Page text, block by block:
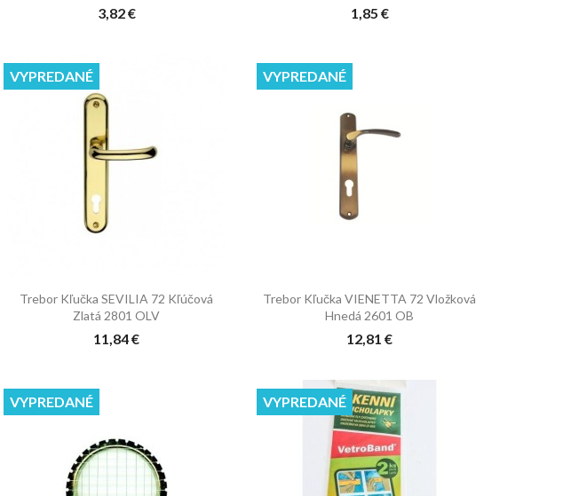
3,82 € 1,85 €
Rýchly náhľad
Trebor Kľučka SEVILIA 72 Kľúčová
Zlatá 2801 OLV
11,84 €
VYPREDANÉ
Rýchly náhľad
Trebor Kľučka VIENETTA 72 Vložková
Hnedá 2601 OB
12,81 €
VYPREDANÉ
VYPREDANÉ VYPREDANÉ